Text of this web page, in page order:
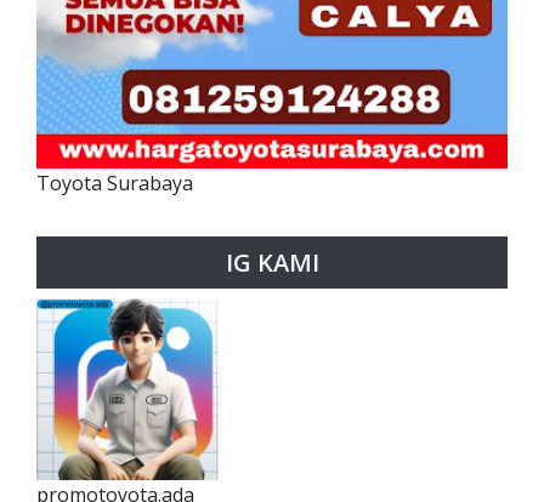
Toyota Surabaya
IG KAMI
promotoyota.ada